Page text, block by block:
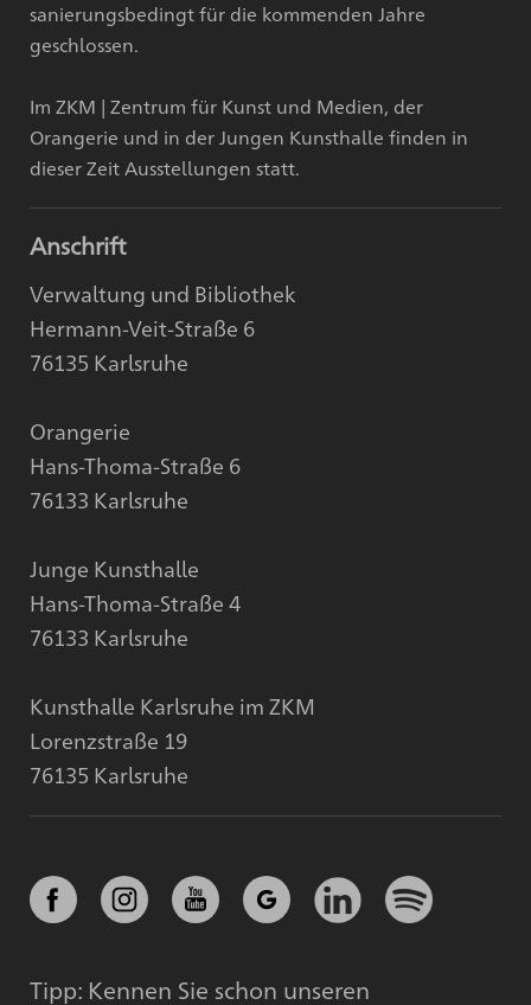
sanierungsbedingt für die kommenden Jahre
geschlossen.
Im ZKM | Zentrum für Kunst und Medien, der
Orangerie und in der Jungen Kunsthalle finden in
dieser Zeit Ausstellungen statt.
Anschrift
Verwaltung und Bibliothek
Hermann-Veit-Straße 6
76135 Karlsruhe
Orangerie
Hans-Thoma-Straße 6
76133 Karlsruhe
Junge Kunsthalle
Hans-Thoma-Straße 4
76133 Karlsruhe
Kunsthalle Karlsruhe im ZKM
Lorenzstraße 19
76135 Karlsruhe
Tipp: Kennen Sie schon unseren